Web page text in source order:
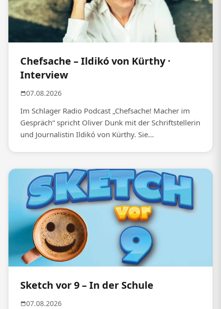
Chefsache – Ildikó von Kürthy ·
Interview
07.08.2026
Im Schlager Radio Podcast „Chefsache! Macher im
Gespräch“ spricht Oliver Dunk mit der Schriftstellerin
und Journalistin Ildikó von Kürthy. Sie...
Sketch vor 9 – In der Schule
07.08.2026